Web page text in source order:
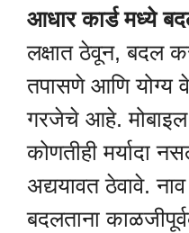
आधार कार्ड मध्ये
लक्षात ठेवून, बदल
तपासणे आणि
गरजेचे आहे. मोबाइल
कोणतीही मर्यादा
अद्ययावत ठेवावे.
बदलताना